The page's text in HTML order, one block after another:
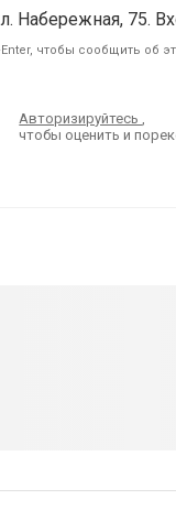
Набережная, 75.
чтобы сообщить об
Авторизируйтесь,
чтобы оценить и